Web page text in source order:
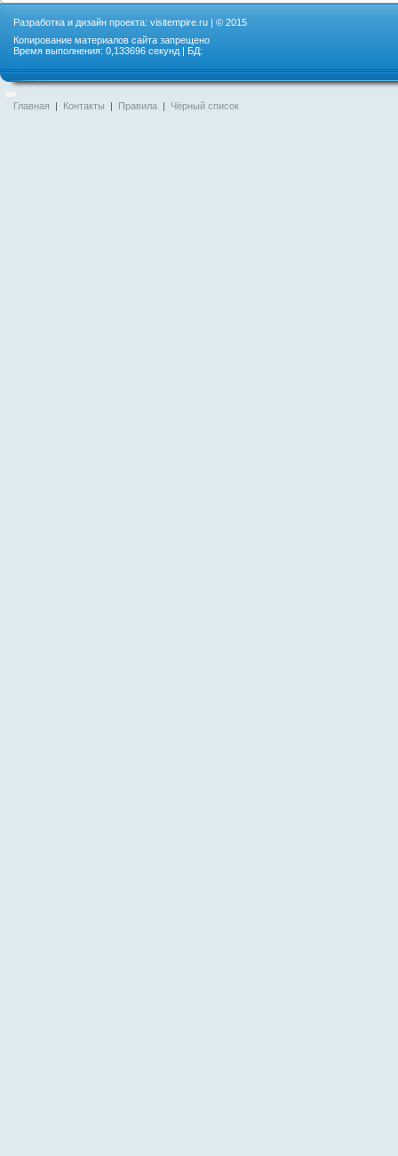
Разработка и дизайн проекта: visitempire.ru | © 2015
Копирование материалов сайта запрещено
Время выполнения: 0,133696 секунд | БД:
Главная | Контакты | Правила | Чёрный список